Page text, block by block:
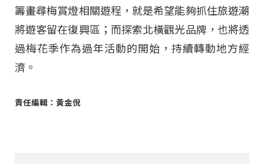
籌畫尋梅賞燈相關遊程，就是希望能夠抓住旅遊潮
將遊客留在復興區；而探索北橫觀光品牌，也將透
過梅花季作為過年活動的開始，持續轉動地方經
濟。
責任編輯：黃金倪